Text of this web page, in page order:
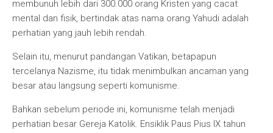
membunuh lebih dari 300.000 orang Kristen yang cacat
mental dan fisik, bertindak atas nama orang Yahudi adalah
perhatian yang jauh lebih rendah.
Selain itu, menurut pandangan Vatikan, betapapun
tercelanya Nazisme, itu tidak menimbulkan ancaman yang
besar atau langsung seperti komunisme.
Bahkan sebelum periode ini, komunisme telah menjadi
perhatian besar Gereja Katolik. Ensiklik Paus Pius IX tahun